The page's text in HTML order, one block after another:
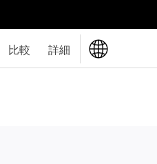
比較 詳細